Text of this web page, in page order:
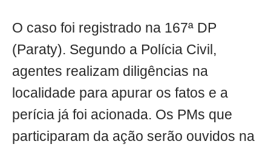
O caso foi registrado na 167ª DP
(Paraty). Segundo a Polícia Civil,
agentes realizam diligências na
localidade para apurar os fatos e a
perícia já foi acionada. Os PMs que
participaram da ação serão ouvidos na